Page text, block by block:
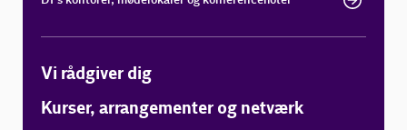
Vi rådgiver dig
Kurser, arrangementer og netværk